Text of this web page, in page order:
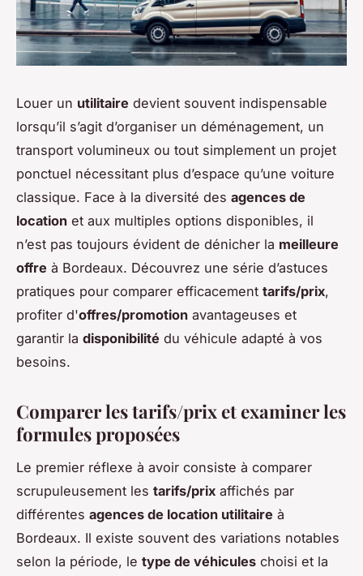
Louer un utilitaire devient souvent indispensable
lorsqu’il s’agit d’organiser un déménagement, un
transport volumineux ou tout simplement un projet
ponctuel nécessitant plus d’espace qu’une voiture
classique. Face à la diversité des agences de
location et aux multiples options disponibles, il
n’est pas toujours évident de dénicher la meilleure
offre à Bordeaux. Découvrez une série d’astuces
pratiques pour comparer efficacement tarifs/prix,
profiter d'offres/promotion avantageuses et
garantir la disponibilité du véhicule adapté à vos
besoins.
Comparer les tarifs/prix et examiner les
formules proposées
Le premier réflexe à avoir consiste à comparer
scrupuleusement les tarifs/prix affichés par
différentes agences de location utilitaire à
Bordeaux. Il existe souvent des variations notables
selon la période, le type de véhicules choisi et la